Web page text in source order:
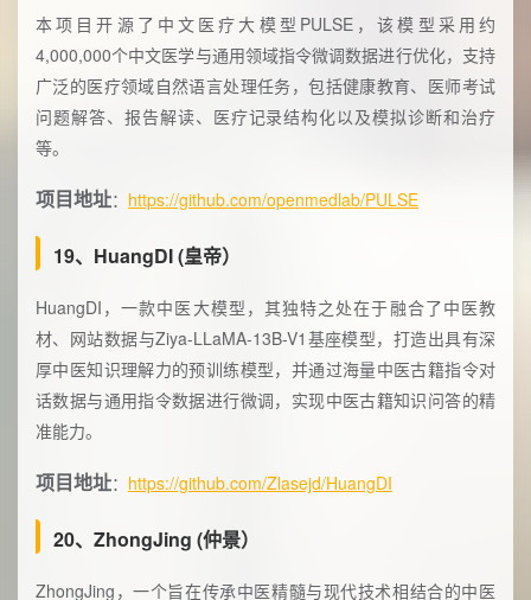
本项目开源了中文医疗大模型PULSE，该模型采用约
4,000,000个中文医学与通用领域指令微调数据进行优化，支持
广泛的医疗领域自然语言处理任务，包括健康教育、医师考试
问题解答、报告解读、医疗记录结构化以及模拟诊断和治疗
等。
项目地址： https://github.com/openmedlab/PULSE
19、HuangDI (皇帝）
HuangDI，一款中医大模型，其独特之处在于融合了中医教
材、网站数据与Ziya-LLaMA-13B-V1基座模型，打造出具有深
厚中医知识理解力的预训练模型，并通过海量中医古籍指令对
话数据与通用指令数据进行微调，实现中医古籍知识问答的精
准能力。
项目地址： https://github.com/Zlasejd/HuangDI
20、ZhongJing (仲景）
ZhongJing，一个旨在传承中医精髓与现代技术相结合的中医